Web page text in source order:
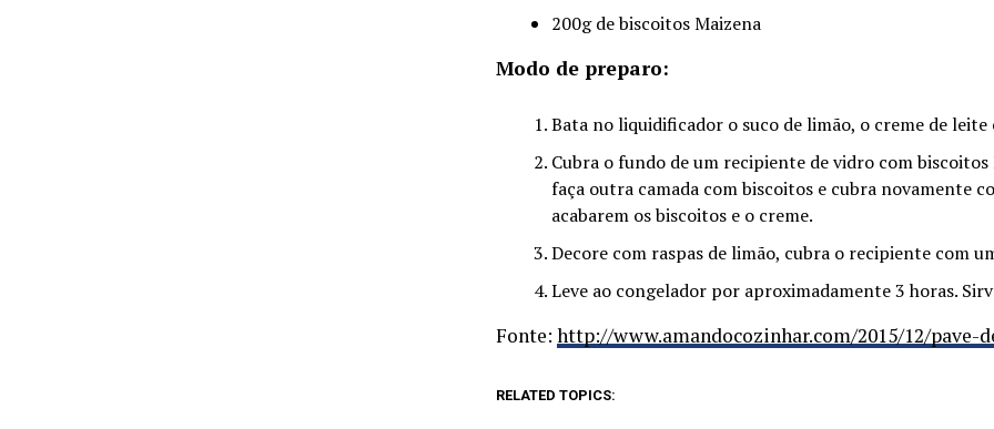
200g de biscoitos Maizena
Modo de preparo:
Bata no liquidificador o suco de limão, o creme de leite
Cubra o fundo de um recipiente de vidro com
faça outra camada com biscoitos e cubra novamente
acabarem os biscoitos e o creme.
Decore com raspas de limão, cubra o recipiente com
Leve ao congelador por aproximadamente 3 horas.
Fonte: http://www.amandocozinhar.com/2015/12/
RELATED TOPICS: